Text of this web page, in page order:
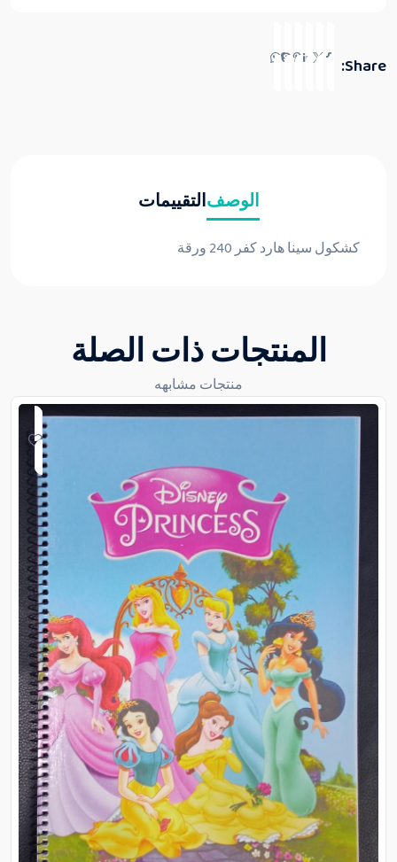
Share:
الوصفالتقييمات
كشكول سينا هارد كفر 240 ورقة
المنتجات ذات الصلة
منتجات مشابهه